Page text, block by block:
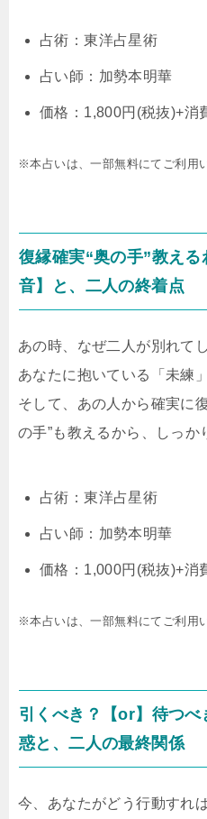
占術：東洋占星術
占い師：加勢本明華
価格：1,800円(税抜)+消
※本占いは、一部無料にてご利用
復縁確実“奥の手”教え
音】と、二人の終着点
あの時、なぜ二人が別れ
あなたに抱いている「未練
そして、あの人から確実に
の手”も教えるから、しっか
占術：東洋占星術
占い師：加勢本明華
価格：1,000円(税抜)+消
※本占いは、一部無料にてご利用
引くべき？【or】待つ
惑と、二人の最終関係
今、あなたがどう行動すれ